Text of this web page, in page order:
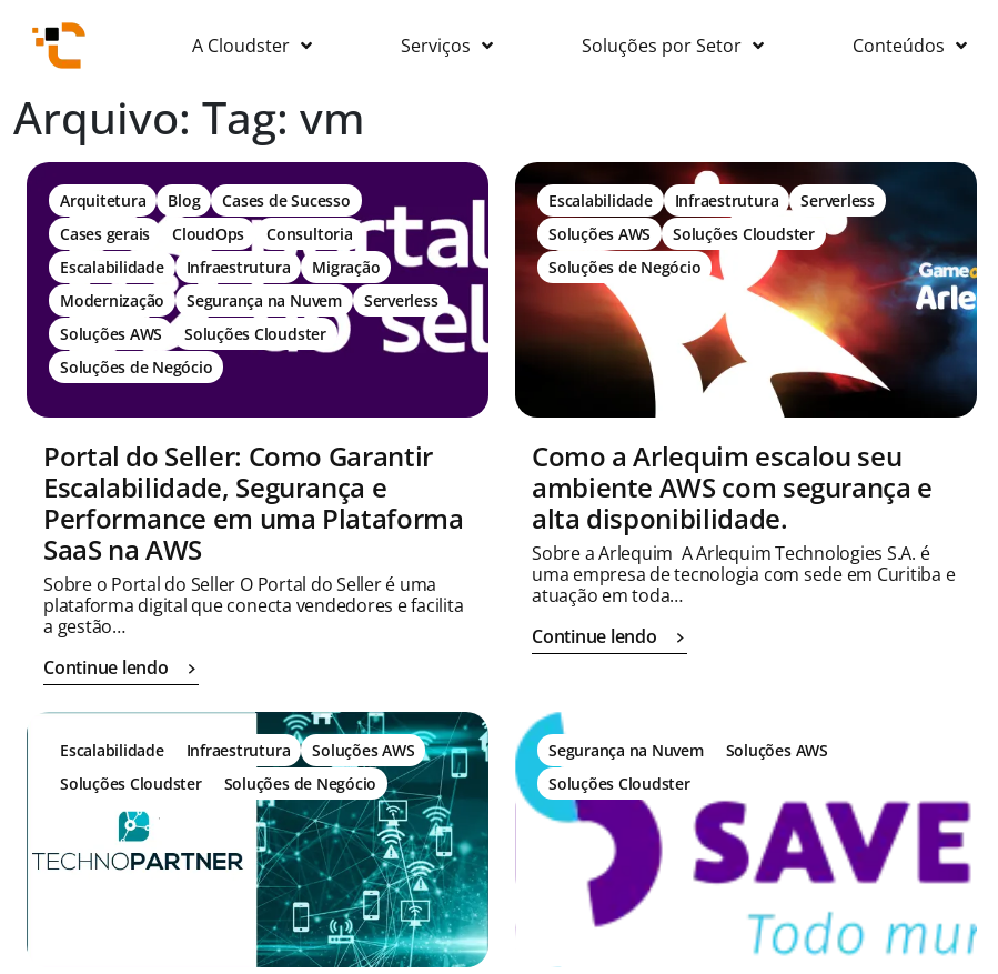
A Cloudster Serviços Soluções por Setor Conteúdos
Arquivo: Tag: vm
Arquitetura Blog
Cases de Sucesso
Cases gerais
CloudOps
Consultoria
Escalabilidade
Infraestrutura
Migração
Modernização
Segurança na Nuvem
Serverless
Soluções AWS
Soluções Cloudster
Soluções de Negócio
Portal do Seller: Como Garantir
Escalabilidade, Segurança e
Performance em uma Plataforma
SaaS na AWS
Sobre o Portal do Seller O Portal do Seller é uma
plataforma digital que conecta vendedores e facilita
a gestão…
Continue lendo
Escalabilidade Infraestrutura
Serverless
Soluções AWS
Soluções Cloudster
Soluções de Negócio
Como a Arlequim escalou seu
ambiente AWS com segurança e
alta disponibilidade.
Sobre a Arlequim A Arlequim Technologies S.A. é
uma empresa de tecnologia com sede em Curitiba e
atuação em toda…
Continue lendo
Escalabilidade Infraestrutura
Soluções AWS
Soluções Cloudster
Soluções de Negócio
Segurança na Nuvem
Soluções AWS
Soluções Cloudster